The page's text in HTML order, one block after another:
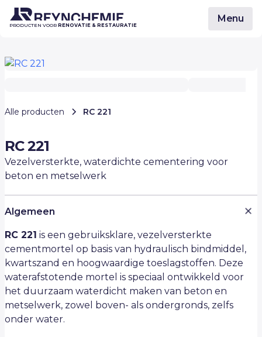
PRODUCTEN VOOR RENOVATIE & RESTAURATIE
Menu
Alle producten RC 221
RC 221
Vezelversterkte, waterdichte cementering voor
beton en metselwerk
Algemeen
RC 221 is een gebruiksklare, vezelversterkte
cementmortel op basis van hydraulisch bindmiddel,
kwartszand en hoogwaardige toeslagstoffen. Deze
waterafstotende mortel is speciaal ontwikkeld voor
het duurzaam waterdicht maken van beton en
metselwerk, zowel boven- als ondergronds, zelfs
onder water.